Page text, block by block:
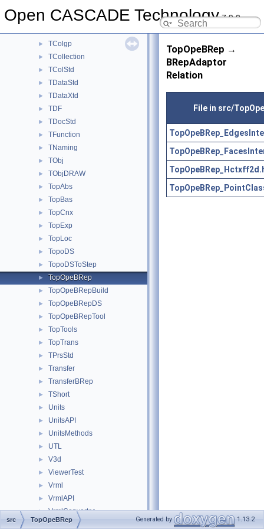
Open CASCADE Technology7.9.0
TColGeom
► TColgp
► TCollection
► TColStd
► TDataStd
► TDataXtd
► TDF
► TDocStd
► TFunction
► TNaming
► TObj
► TObjDRAW
► TopAbs
► TopBas
► TopCnx
► TopExp
► TopLoc
► TopoDS
► TopoDSToStep
► TopOpeBRep
► TopOpeBRepBuild
► TopOpeBRepDS
► TopOpeBRepTool
► TopTools
► TopTrans
► TPrsStd
► Transfer
► TransferBRep
► TShort
► Units
► UnitsAPI
► UnitsMethods
► UTL
► V3d
► ViewerTest
► Vrml
► VrmlAPI
► VrmlConverter
► VrmlData
TopOpeBRep →
BRepAdaptor
Relation
File in src/
src TopOpeBRep Generated by 1.13.2